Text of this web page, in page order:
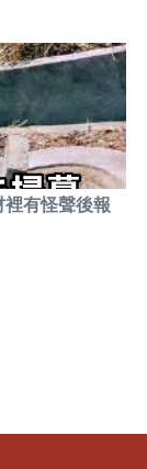
有怪聲後報